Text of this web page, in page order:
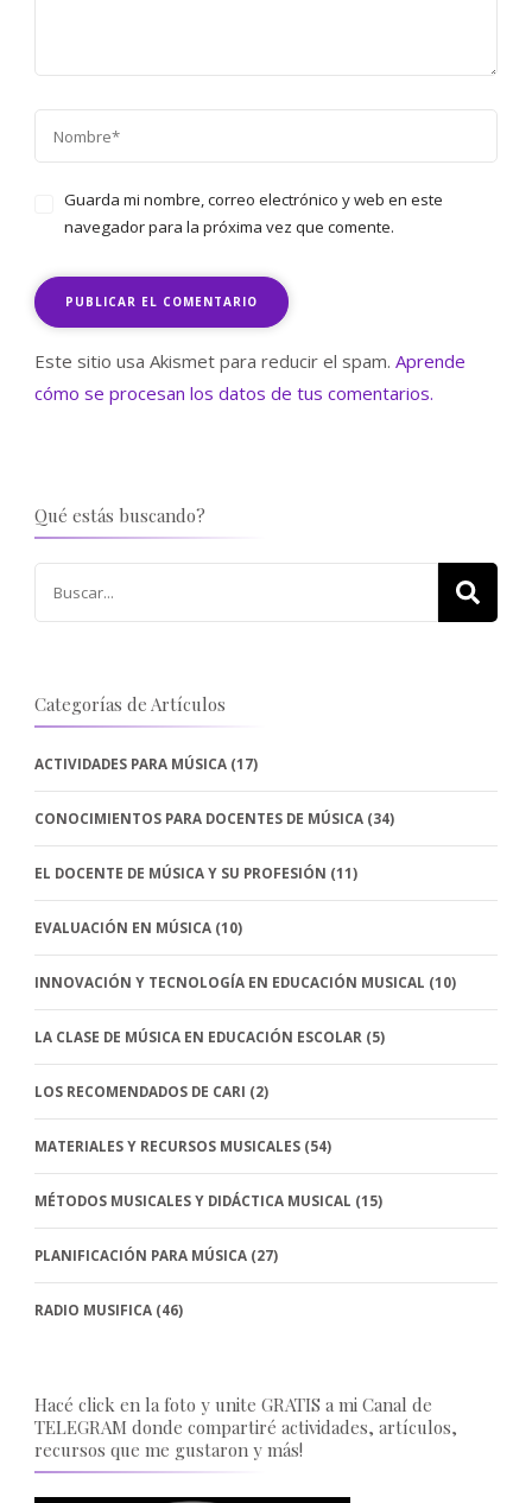
Guarda mi nombre, correo electrónico y web en este
navegador para la próxima vez que comente.
Este sitio usa Akismet para reducir el spam. Aprende
cómo se procesan los datos de tus comentarios.
Qué estás buscando?
Categorías de Artículos
ACTIVIDADES PARA MÚSICA (17)
CONOCIMIENTOS PARA DOCENTES DE MÚSICA (34)
EL DOCENTE DE MÚSICA Y SU PROFESIÓN (11)
EVALUACIÓN EN MÚSICA (10)
INNOVACIÓN Y TECNOLOGÍA EN EDUCACIÓN MUSICAL (10)
LA CLASE DE MÚSICA EN EDUCACIÓN ESCOLAR (5)
LOS RECOMENDADOS DE CARI (2)
MATERIALES Y RECURSOS MUSICALES (54)
MÉTODOS MUSICALES Y DIDÁCTICA MUSICAL (15)
PLANIFICACIÓN PARA MÚSICA (27)
RADIO MUSIFICA (46)
Hacé click en la foto y unite GRATIS a mi Canal de
TELEGRAM donde compartiré actividades, artículos,
recursos que me gustaron y más!